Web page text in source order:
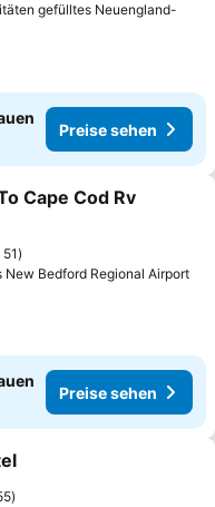
gefülltes Neuengland-
Preise sehen
hinzufügen
Cape Cod Rv
51
New Bedford Regional Airport
Preise sehen
hinzufügen